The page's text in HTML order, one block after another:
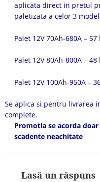
aplicata direct in pretul
paletizata a celor 3
Palet 12V 70Ah-680A – 57
Palet 12V 80Ah-800A – 48
Palet 12V 100Ah-950A –
Se aplica si pentru livrarea
complete.
Promotia se acorda
scadente neachitate
Lasă un răspuns